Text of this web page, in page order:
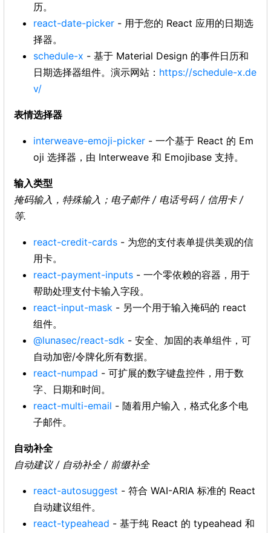
历。
react-date-picker - 用于您的 React 应用的日期选
择器。
schedule-x - 基于 Material Design 的事件日历和
日期选择器组件。演示网站： https://schedule-x.de
v/
表情选择器
interweave-emoji-picker - 一个基于 React 的 Em
oji 选择器，由 Interweave 和 Emojibase 支持。
输入类型
掩码输入，特殊输入；电子邮件 / 电话号码 / 信用卡 /
等.
react-credit-cards - 为您的支付表单提供美观的信
用卡。
react-payment-inputs - 一个零依赖的容器，用于
帮助处理支付卡输入字段。
react-input-mask - 另一个用于输入掩码的 react
组件。
@lunasec/react-sdk - 安全、加固的表单组件，可
自动加密/令牌化所有数据。
react-numpad - 可扩展的数字键盘控件，用于数
字、日期和时间。
react-multi-email - 随着用户输入，格式化多个电
子邮件。
自动补全
自动建议 / 自动补全 / 前缀补全
react-autosuggest - 符合 WAI-ARIA 标准的 React
自动建议组件。
react-typeahead - 基于纯 React 的 typeahead 和